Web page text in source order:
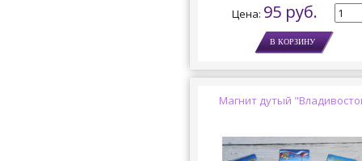
Цена: 95 руб.
Магнит дутый